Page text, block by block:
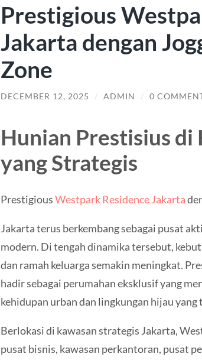
Prestigious
Jakarta dengan
Zone
DECEMBER 12, 2025 / ADMIN / 0
Hunian Prestisius di
yang Strategis
PrestigiousWestpark Residence Jakarta
Jakarta terus berkembang sebagai pusat
modern. Di tengah dinamika tersebut,
dan ramah keluarga semakin meningkat.
hadir sebagai perumahan eksklusif yang
kehidupan urban dan lingkungan hijau yang
Berlokasi di kawasan strategis Jakarta,
pusat bisnis, kawasan perkantoran, pusat